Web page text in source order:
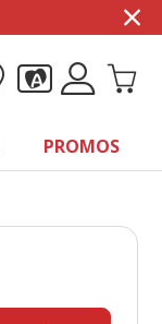
PROMOS